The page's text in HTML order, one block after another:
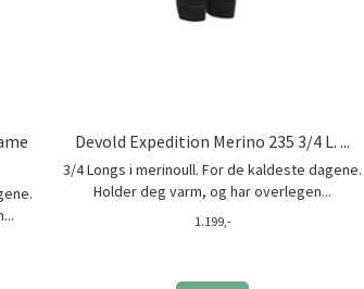
Devold Expedition Merino 235 3/4 L. ...
3/4 Longs i merinoull. For de kaldeste dagene.
Holder deg varm, og har overlegen...
1.199,-